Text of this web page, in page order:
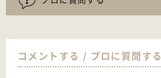
コメントする / プロに質問する